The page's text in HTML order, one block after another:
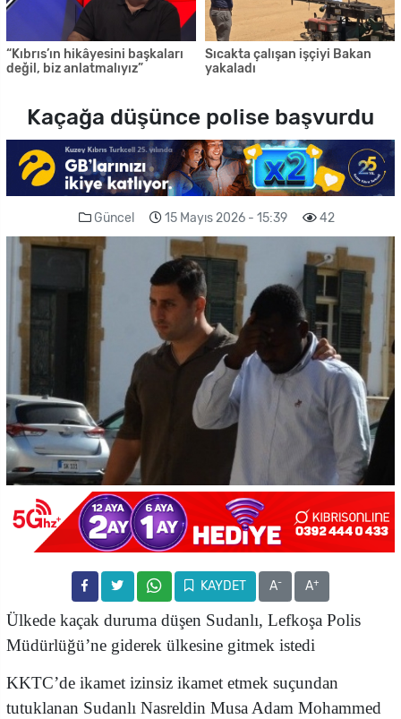
“Kıbrıs’ın hikâyesini başkaları
değil, biz anlatmalıyız”
Sıcakta çalışan işçiyi Bakan
yakaladı
Kaçağa düşünce polise başvurdu
Güncel 15 Mayıs 2026 - 15:39 42
KAYDET A- A+
Ülkede kaçak duruma düşen Sudanlı, Lefkoşa Polis
Müdürlüğü’ne giderek ülkesine gitmek istedi
KKTC’de ikamet izinsiz ikamet etmek suçundan
tutuklanan Sudanlı Nasreldin Musa Adam Mohammed